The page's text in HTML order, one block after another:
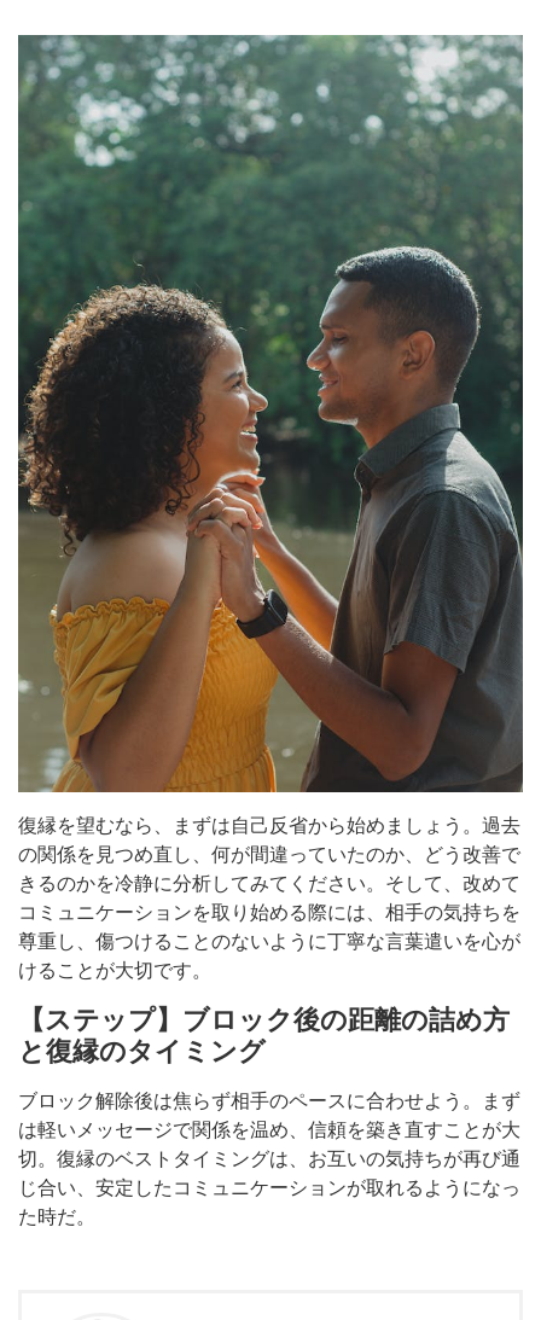
復縁を望むなら、まずは自己反省から始めましょう。過去
の関係を見つめ直し、何が間違っていたのか、どう改善で
きるのかを冷静に分析してみてください。そして、改めて
コミュニケーションを取り始める際には、相手の気持ちを
尊重し、傷つけることのないように丁寧な言葉遣いを心が
けることが大切です。
【ステップ】ブロック後の距離の詰め方
と復縁のタイミング
ブロック解除後は焦らず相手のペースに合わせよう。まず
は軽いメッセージで関係を温め、信頼を築き直すことが大
切。復縁のベストタイミングは、お互いの気持ちが再び通
じ合い、安定したコミュニケーションが取れるようになっ
た時だ。